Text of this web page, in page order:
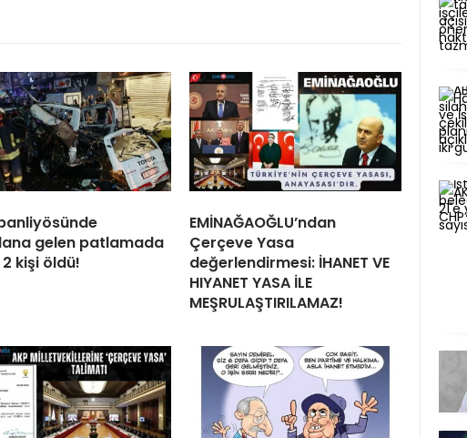
gelen patlamada
kişi öldü!
EMİNAĞAOĞLU’ndan
Çerçeve Yasa
değerlendirmesi: İHANET VE
HIYANET YASA İLE
MEŞRULAŞTIRILAMAZ!